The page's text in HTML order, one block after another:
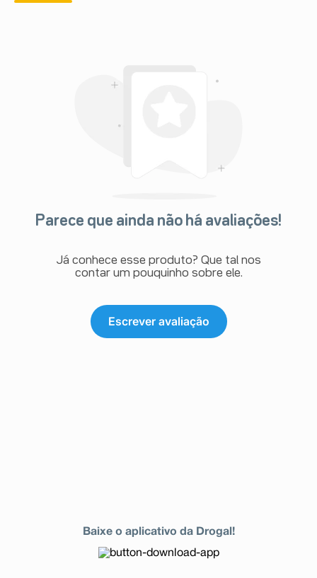
Parece que ainda não há avaliações!
Já conhece esse produto? Que tal nos
contar um pouquinho sobre ele.
Escrever avaliação
Baixe o aplicativo da Drogal!